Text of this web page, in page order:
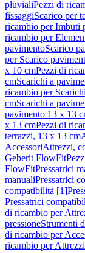
pluvialiPezzi di
fissaggiScarico per
ricambio per Imbuti
ricambio per
pavimentoScarico
per Scarico
x 10 cmPezzi di
cmScarichi a
ricambio per
cmScarichi a
pavimento 13 x 13
x 13 cmPezzi di
terrazzi, 13 x 13 cm
AccessoriAttrezzi,
Geberit FlowFit
FlowFitPressatrici
manualiPressatrici
compatibilità [1]
Pressatrici
di ricambio per
pressioneStrumenti
di ricambio per
ricambio per